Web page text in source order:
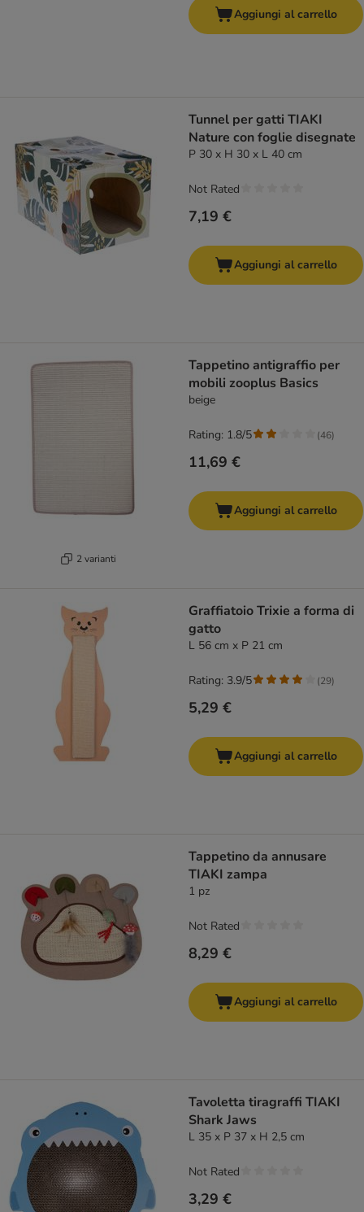
Aggiungi al carrello
Tunnel per gatti TIAKI
Nature con foglie disegnate
P 30 x H 30 x L 40 cm
7,19 €
Not Rated
Aggiungi al carrello
2 varianti
Tappetino antigraffio per
mobili zooplus Basics
beige
11,69 €
Rating: 1.8/5 (46)
Aggiungi al carrello
Graffiatoio Trixie a forma di
gatto
L 56 cm x P 21 cm
5,29 €
Rating: 3.9/5 (29)
Aggiungi al carrello
Tappetino da annusare
TIAKI zampa
1 pz
8,29 €
Not Rated
Aggiungi al carrello
Tavoletta tiragraffi TIAKI
Shark Jaws
L 35 x P 37 x H 2,5 cm
3,29 €
Not Rated